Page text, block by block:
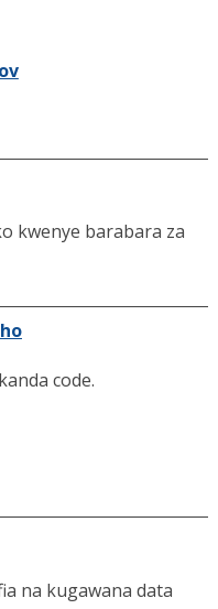
kwenye barabara za
code.
na kugawana data